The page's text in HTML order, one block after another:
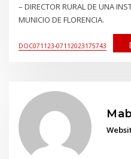
– DIRECTOR RURAL DE UNA
MUNICIO DE FLORENCIA.
DOC071123-07112023175743